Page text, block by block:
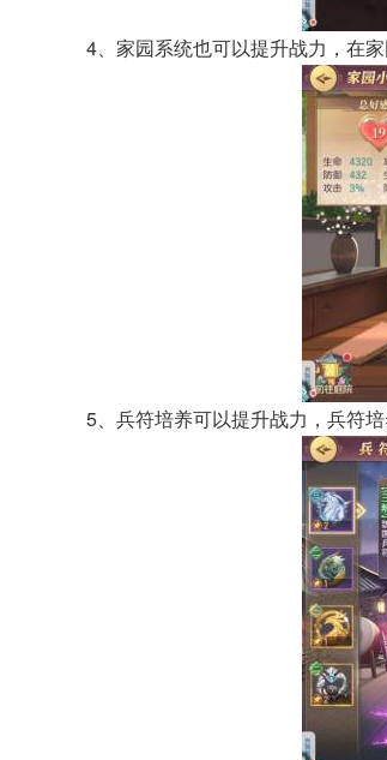
4、家园系统也可以提升战力，在
5、兵符培养可以提升战力，兵符